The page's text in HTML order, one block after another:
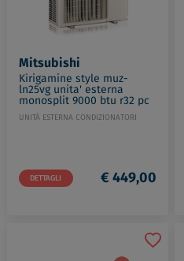
Mitsubishi
Kirigamine style muz-
ln25vg unita' esterna
monosplit 9000 btu r32 pc
dc inverter bianco codice
prod: MUZ-LN25VG
UNITÀ ESTERNA CONDIZIONATORI
DETTAGLI € 449,00